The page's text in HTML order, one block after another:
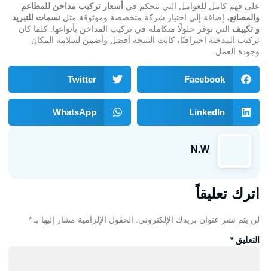
على فهم كامل للعوامل التي تتحكم في
أسعار تركيب مداخن للمطاعم
والمصانع، إضافة إلى اختيار شركة متخصصة وموثوقة مثل نسمات للتبريد
و تكييف التي توفر حلولًا متكاملة في تركيب المداخن بأنواعها. كلما كان
تركيب المدخنة احترافيًا، كانت النتيجة أفضل وأضمن لسلامة المكان
وجودة العمل.
Facebook
Twitter
LinkedIn
WhatsApp
N.W
اترك تعليقاً
لن يتم نشر عنوان بريدك الإلكتروني. الحقول الإلزامية مشار إليها بـ *
التعليق*